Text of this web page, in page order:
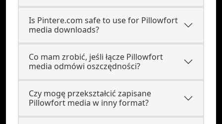
Is Pintere.com safe to use for Pillowfort
media downloads?
Co mam zrobić, jeśli łącze Pillowfort
media odmówi oszczędności?
Czy mogę przekształcić zapisane
Pillowfort media w inny format?